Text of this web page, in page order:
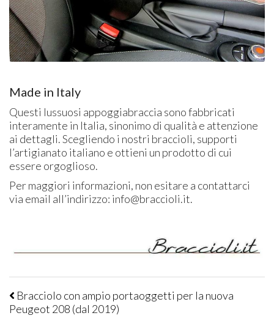
Made in Italy
Questi lussuosi appoggiabraccia sono fabbricati
interamente in Italia, sinonimo di qualità e attenzione
ai dettagli. Scegliendo i nostri braccioli, supporti
l’artigianato italiano e ottieni un prodotto di cui
essere orgoglioso.
Per maggiori informazioni, non esitare a contattarci
via email all’indirizzo: info@braccioli.it.
Bracciolo con ampio portaoggetti per la nuova
Peugeot 208 (dal 2019)